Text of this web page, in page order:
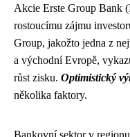
Akcie Erste Group Bank
rostoucímu zájmu
Group, jakožto jedna z
a východní Evropě,
růst zisku. Optimistický
několika faktory.
Bankovní sektor v